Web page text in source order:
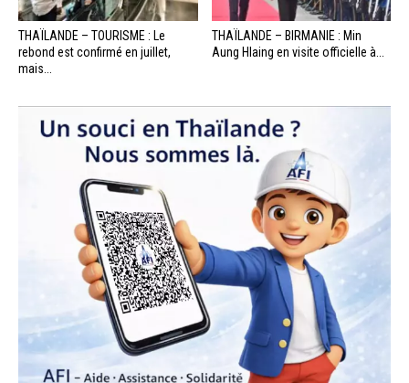
THAÏLANDE – TOURISME : Le
rebond est confirmé en juillet,
mais...
THAÏLANDE – BIRMANIE : Min
Aung Hlaing en visite officielle à...